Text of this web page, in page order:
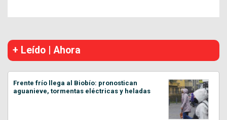
+ Leído | Ahora
Frente frío llega al Biobío: pronostican
aguanieve, tormentas eléctricas y heladas